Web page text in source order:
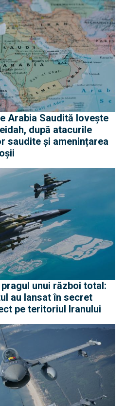
Arabia Saudită lovește
după atacurile
saudite și amenințarea
unui război total:
au lansat în secret
pe teritoriul Iranului